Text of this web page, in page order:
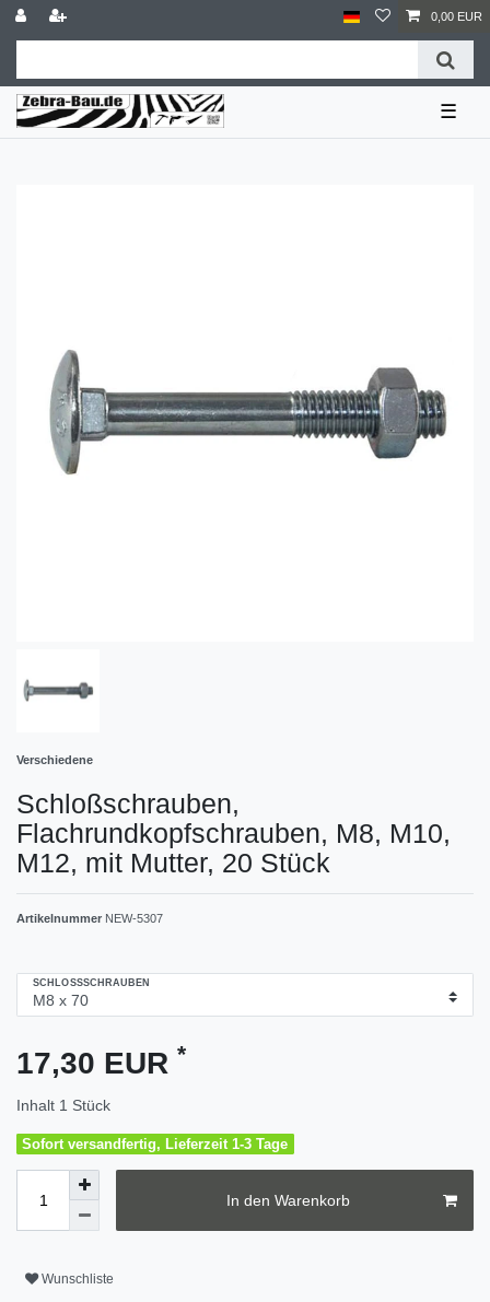
0,00 EUR
☰
Verschiedene
Schloßschrauben,
Flachrundkopfschrauben, M8, M10,
M12, mit Mutter, 20 Stück
Artikelnummer NEW-5307
SCHLOSSSCHRAUBEN
17,30 EUR *
Inhalt 1 Stück
Sofort versandfertig, Lieferzeit 1-3 Tage
In den Warenkorb
Wunschliste